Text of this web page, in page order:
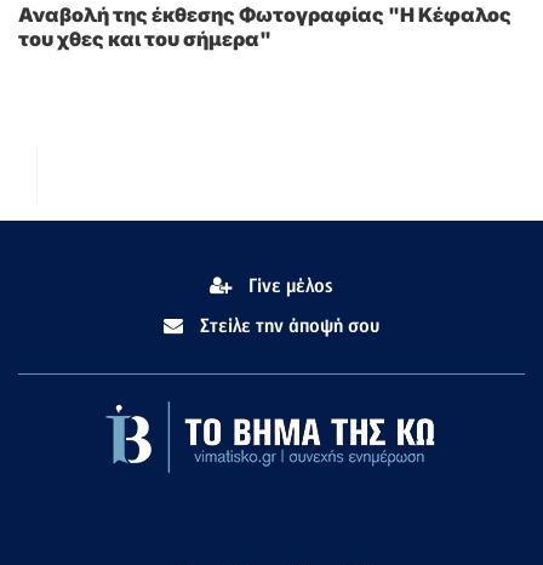
Αναβολή της έκθεσης Φωτογραφίας "Η Κέφαλος
του χθες και του σήμερα"
Γίνε μέλος
Στείλε την άποψή σου